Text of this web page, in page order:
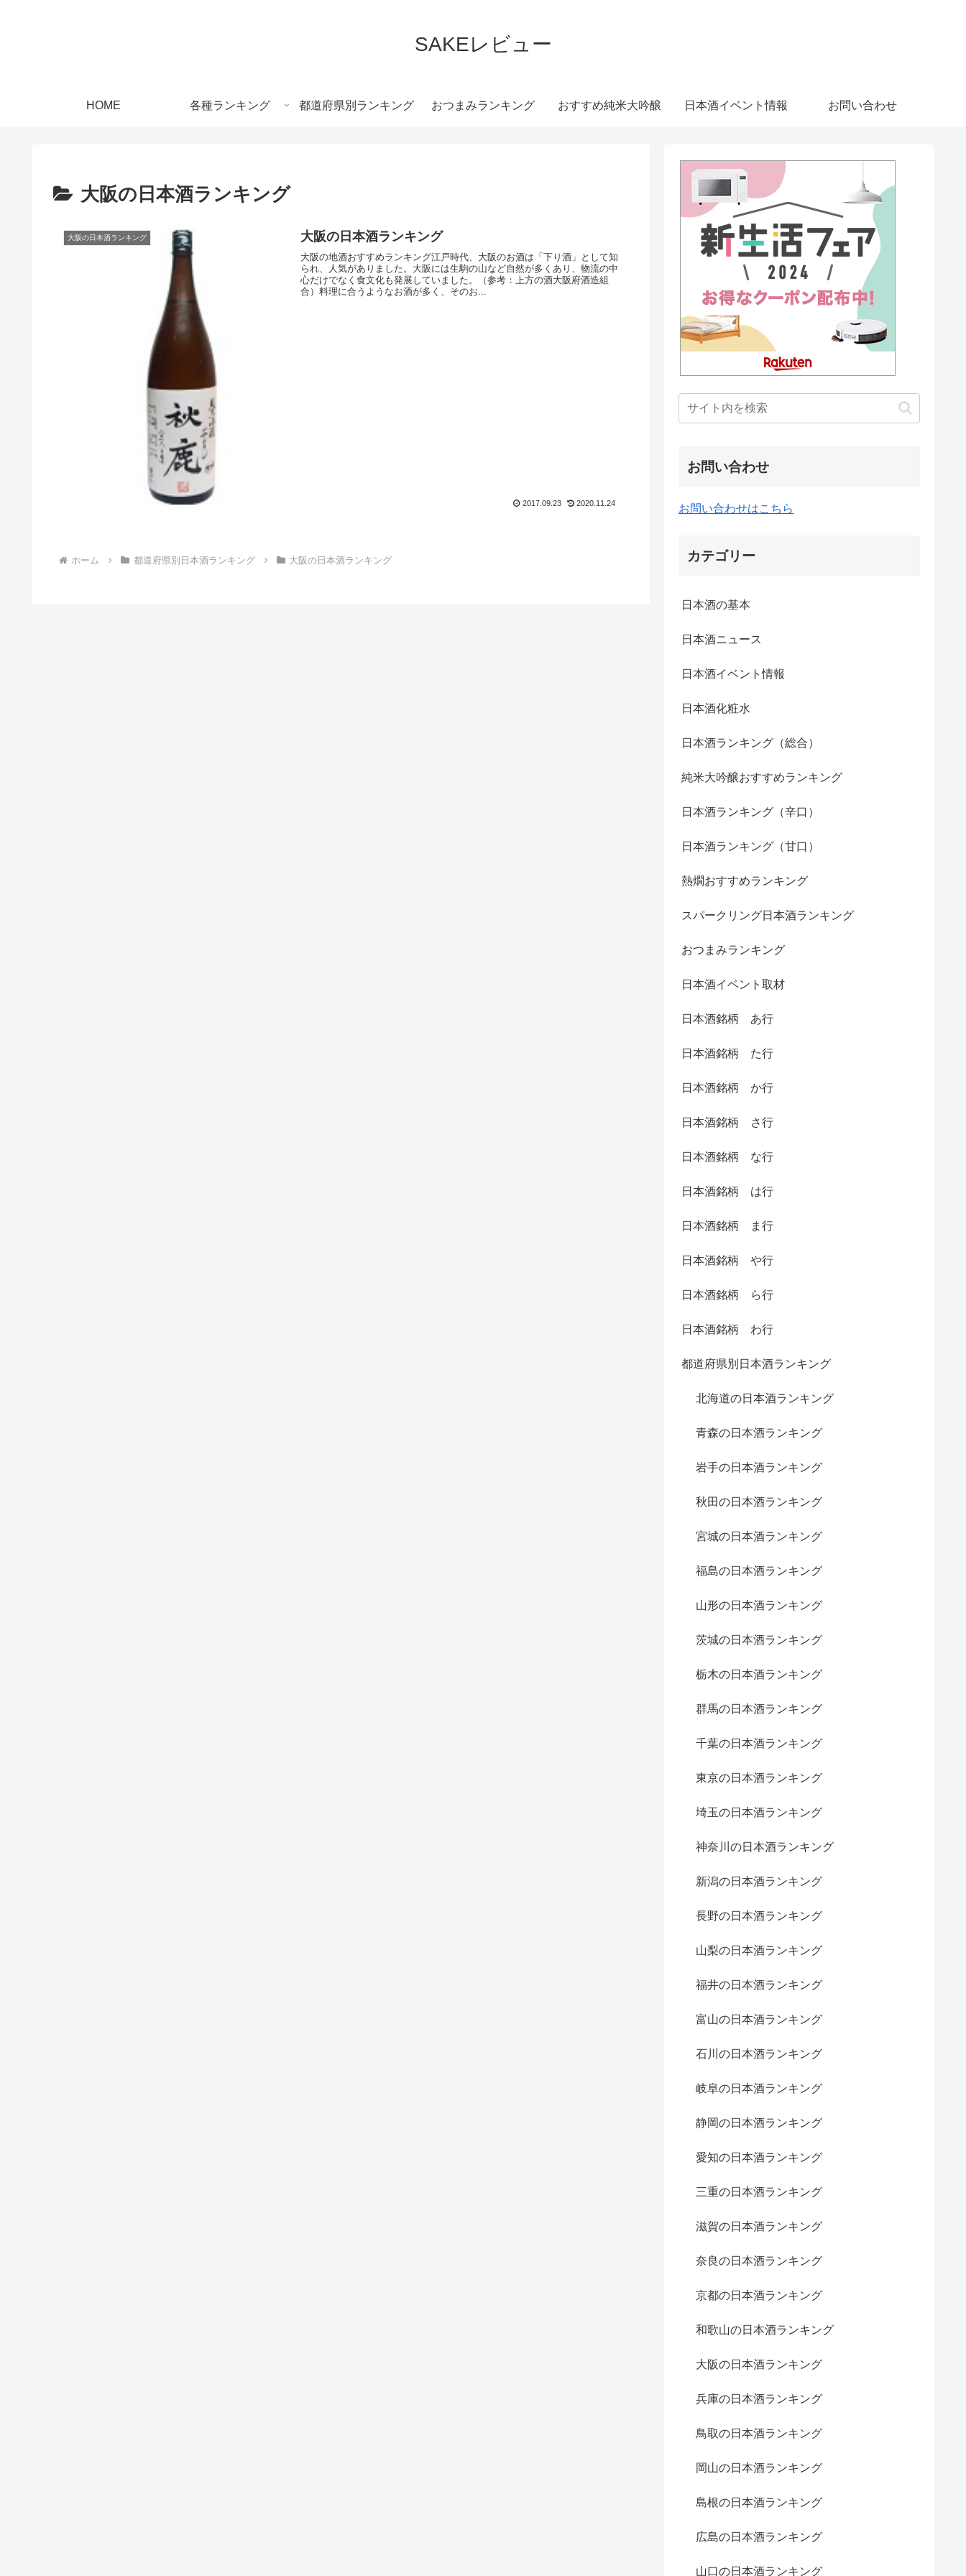
SAKEレビュー
HOME 各種ランキング 都道府県別ランキング おつまみランキング おすすめ純米大吟醸 日本酒イベント情報 お問い合わせ
大阪の日本酒ランキング
大阪の日本酒ランキング 大阪の日本酒ランキング
大阪の地酒おすすめランキング江戸時代、大阪のお酒は「下り酒」として知
られ、人気がありました。大阪には生駒の山など自然が多くあり、物流の中
心だけでなく食文化も発展していました。（参考：上方の酒大阪府酒造組
合）料理に合うようなお酒が多く、そのお...
2017.09.23 2020.11.24
ホーム 都道府県別日本酒ランキング 大阪の日本酒ランキング
お問い合わせ
お問い合わせはこちら
カテゴリー
日本酒の基本
日本酒ニュース
日本酒イベント情報
日本酒化粧水
日本酒ランキング（総合）
純米大吟醸おすすめランキング
日本酒ランキング（辛口）
日本酒ランキング（甘口）
熱燗おすすめランキング
スパークリング日本酒ランキング
おつまみランキング
日本酒イベント取材
日本酒銘柄 あ行
日本酒銘柄 た行
日本酒銘柄 か行
日本酒銘柄 さ行
日本酒銘柄 な行
日本酒銘柄 は行
日本酒銘柄 ま行
日本酒銘柄 や行
日本酒銘柄 ら行
日本酒銘柄 わ行
都道府県別日本酒ランキング
北海道の日本酒ランキング
青森の日本酒ランキング
岩手の日本酒ランキング
秋田の日本酒ランキング
宮城の日本酒ランキング
福島の日本酒ランキング
山形の日本酒ランキング
茨城の日本酒ランキング
栃木の日本酒ランキング
群馬の日本酒ランキング
千葉の日本酒ランキング
東京の日本酒ランキング
埼玉の日本酒ランキング
神奈川の日本酒ランキング
新潟の日本酒ランキング
長野の日本酒ランキング
山梨の日本酒ランキング
福井の日本酒ランキング
富山の日本酒ランキング
石川の日本酒ランキング
岐阜の日本酒ランキング
静岡の日本酒ランキング
愛知の日本酒ランキング
三重の日本酒ランキング
滋賀の日本酒ランキング
奈良の日本酒ランキング
京都の日本酒ランキング
和歌山の日本酒ランキング
大阪の日本酒ランキング
兵庫の日本酒ランキング
鳥取の日本酒ランキング
岡山の日本酒ランキング
島根の日本酒ランキング
広島の日本酒ランキング
山口の日本酒ランキング